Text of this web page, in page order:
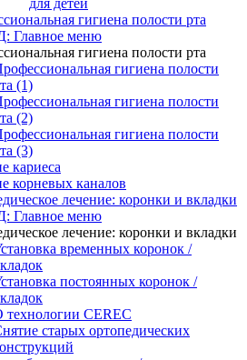
для детей
гигиена полости рта
Главное меню
гигиена полости рта
гигиена полости
(1)
гигиена полости
(2)
гигиена полости
(3)
кариеса
корневых каналов
лечение: коронки и вкладки
Главное меню
лечение: коронки и вкладки
временных коронок /
постоянных коронок /
технологии CEREC
старых ортопедических